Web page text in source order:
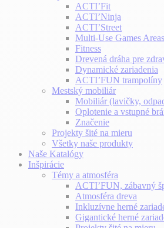
ACTI’Fit
ACTI’Ninja
ACTI’Street
Multi-Use Games Areas
Fitness
Drevená dráha pre
Dynamické zariadenia
ACTI’FUN trampolíny
Mestský mobiliár
Mobiliár (lavičky,
Oplotenie a vstupné
Značenie
Projekty šité na mieru
Všetky naše produkty
Naše Katalógy
Inšpirácie
Témy a atmosféra
ACTI’FUN, zábavný
Atmosféra dreva
Inkluzívne herné
Gigantické herné